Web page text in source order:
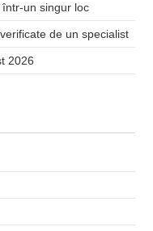
un singur loc
de un specialist
2026